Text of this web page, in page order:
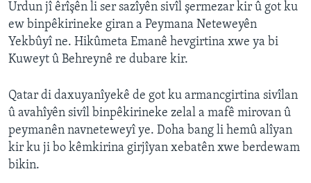
Urdun jî êrîşên li ser sazîyên sivîl şermezar kir û got ku
ew binpêkirineke giran a Peymana Neteweyên
Yekbûyî ne. Hikûmeta Emanê hevgirtina xwe ya bi
Kuweyt û Behreynê re dubare kir.
Qatar di daxuyanîyekê de got ku armancgirtina sivîlan
û avahîyên sivîl binpêkirineke zelal a mafê mirovan û
peymanên navneteweyî ye. Doha bang li hemû alîyan
kir ku ji bo kêmkirina girjîyan xebatên xwe berdewam
bikin.